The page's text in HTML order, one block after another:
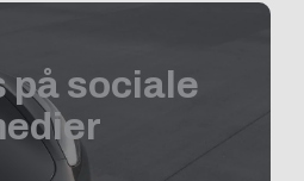
på sociale